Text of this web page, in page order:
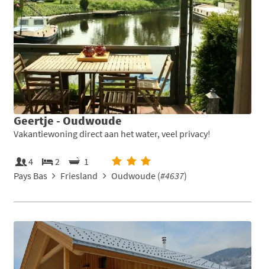
Geertje - Oudwoude
Vakantiewoning direct aan het water, veel privacy!
4 2
1
Pays Bas
Friesland Oudwoude (#4637)